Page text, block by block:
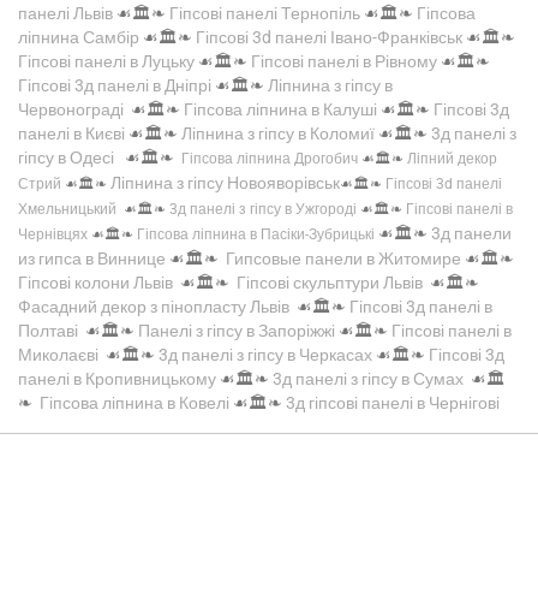
панелі Львів ☙🏛️❧ Гіпсові панелі Тернопіль ☙🏛️❧ Гіпсова
ліпнина Самбір ☙🏛️❧ Гіпсові 3d панелі Івано-Франківськ ☙🏛️❧
Гіпсові панелі в Луцьку ☙🏛️❧ Гіпсові панелі в Рівному ☙🏛️❧
Гіпсові 3д панелі в Дніпрі ☙🏛️❧ Ліпнина з гіпсу в
Червонограді ☙🏛️❧ Гіпсова ліпнина в Калуші ☙🏛️❧ Гіпсові 3д
панелі в Києві ☙🏛️❧ Ліпнина з гіпсу в Коломиї ☙🏛️❧ 3д панелі з
гіпсу в Одесі ☙🏛️❧ Гіпсова ліпнина Дрогобич ☙🏛️❧ Ліпний декор
Стрий ☙🏛️❧ Ліпнина з гіпсу Новояворівськ☙🏛️❧ Гіпсові 3d панелі
Хмельницький ☙🏛️❧ 3д панелі з гіпсу в Ужгороді ☙🏛️❧ Гіпсові панелі в
Чернівцях ☙🏛️❧ Гіпсова ліпнина в Пасіки-Зубрицькі ☙🏛️❧ 3д панели
из гипса в Виннице ☙🏛️❧ Гипсовые панели в Житомире ☙🏛️❧
Гіпсові колони Львів ☙🏛️❧ Гіпсові скульптури Львів ☙🏛️❧
Фасадний декор з пінопласту Львів ☙🏛️❧ Гіпсові 3д панелі в
Полтаві ☙🏛️❧ Панелі з гіпсу в Запоріжжі ☙🏛️❧ Гіпсові панелі в
Миколаєві ☙🏛️❧ 3д панелі з гіпсу в Черкасах ☙🏛️❧ Гіпсові 3д
панелі в Кропивницькому ☙🏛️❧ 3д панелі з гіпсу в Сумах ☙🏛️
❧ Гіпсова ліпнина в Ковелі ☙🏛️❧ 3д гіпсові панелі в Чернігові